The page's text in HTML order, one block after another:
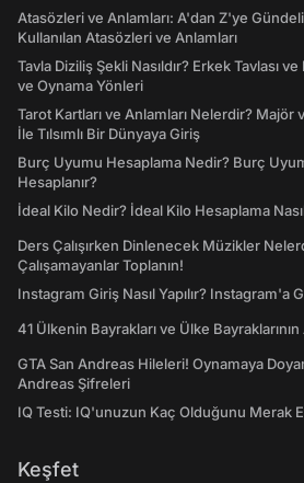
Atasözleri ve Anlamları: A'dan Z'ye
Kullanılan Atasözleri ve Anlamları
Tavla Diziliş Şekli Nasıldır? Erkek Tavlası
ve Oynama Yönleri
Tarot Kartları ve Anlamları Nelerdir?
İle Tılsımlı Bir Dünyaya Giriş
Burç Uyumu Hesaplama Nedir? Burç
Hesaplanır?
İdeal Kilo Nedir? İdeal Kilo Hesaplama Nasıl
Ders Çalışırken Dinlenecek Müzikler
Çalışamayanlar Toplanın!
Instagram Giriş Nasıl Yapılır? Instagram'a
41 Ülkenin Bayrakları ve Ülke Bayraklarının
GTA San Andreas Hileleri! Oynamaya
Andreas Şifreleri
IQ Testi: IQ'unuzun Kaç Olduğunu Merak
Keşfet